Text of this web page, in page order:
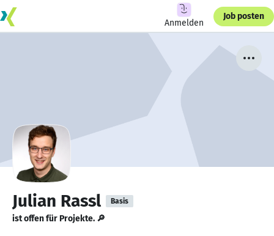
Anmelden
Job posten
Julian Rassl Basis
ist offen für Projekte. 🔎